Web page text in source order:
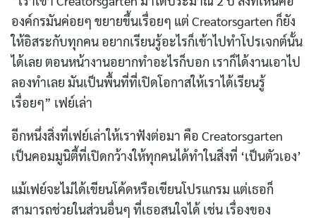
องค์กรมันค่อยๆ ขยายขึ้นเรื่อยๆ แต่ Creatorsgarten ก็ยัง
ให้อิสระกับทุกคน อยากเรียนรู้อะไรก็เข้าไปทำโปรเจกต์นั้น
ได้เลย ตอนหน้างานอยากทำอะไรก็บอก เราก็ได้งานเอาไป
ลองทำเลย มันเป็นพื้นที่ที่เปิดโอกาสให้เราได้เรียนรู้
เรื่อยๆ” เฟย์เล่า
อีกหนึ่งสิ่งที่เฟย์เล่าให้เราฟังต่อมา คือ Creatorsgarten
เป็นคอมมูนิตี้ที่เปิดกว้างให้ทุกคนได้ทำในสิ่งที่ ‘เป็นตัวเอง’
แม้เฟย์จะไม่ได้เขียนโค้ดหรือเขียนโปรแกรม แต่เธอก็
สามารถช่วยในส่วนอื่นๆ ที่เธอสนใจได้ เช่น เรื่องของ